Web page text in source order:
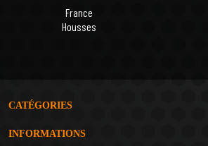
France
Housses
CATÉGORIES
INFORMATIONS